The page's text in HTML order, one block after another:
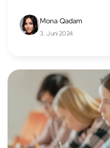
kann oder möchte ein
und NC-beschränktes
Mona Qadam
3. Juni 2024